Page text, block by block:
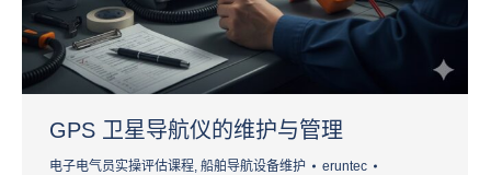
GPS 卫星导航仪的维护与管理
电子电气员实操评估课程, 船舶导航设备维护
eruntec